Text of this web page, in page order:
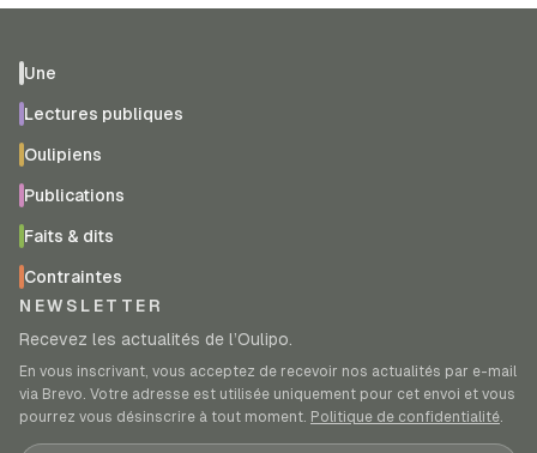
Une
Lectures publiques
Oulipiens
Publications
Faits & dits
Contraintes
NEWSLETTER
Recevez les actualités de l’Oulipo.
En vous inscrivant, vous acceptez de recevoir nos actualités par e-mail
via Brevo. Votre adresse est utilisée uniquement pour cet envoi et vous
pourrez vous désinscrire à tout moment. Politique de confidentialité.